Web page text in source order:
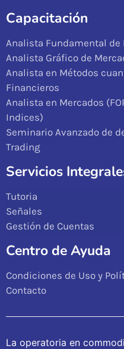
Capacitación
Analista Fundamental de
Analista Gráfico de
Analista en Métodos
Financieros
Analista en Mercados
Indices)
Seminario Avanzado de
Trading
Servicios
Tutoria
Señales
Gestión de Cuentas
Centro de Ayuda
Condiciones de Uso y
Contacto
La operatoria en